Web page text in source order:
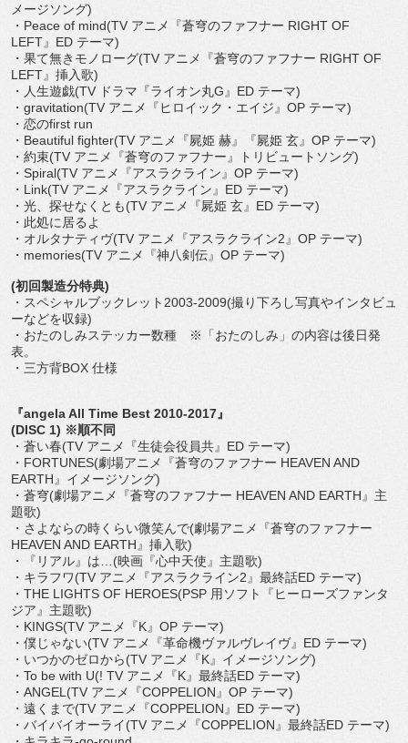
メージソング)
・Peace of mind(TV アニメ『蒼穹のファフナー RIGHT OF
LEFT』ED テーマ)
・果て無きモノローグ(TV アニメ『蒼穹のファフナー RIGHT OF
LEFT』挿入歌)
・人生遊戯(TV ドラマ『ライオン丸G』ED テーマ)
・gravitation(TV アニメ『ヒロイック・エイジ』OP テーマ)
・恋のfirst run
・Beautiful fighter(TV アニメ『屍姫 赫』『屍姫 玄』OP テーマ)
・約束(TV アニメ『蒼穹のファフナー』トリビュートソング)
・Spiral(TV アニメ『アスラクライン』OP テーマ)
・Link(TV アニメ『アスラクライン』ED テーマ)
・光、探せなくとも(TV アニメ『屍姫 玄』ED テーマ)
・此処に居るよ
・オルタナティヴ(TV アニメ『アスラクライン2』OP テーマ)
・memories(TV アニメ『神八剣伝』OP テーマ)
(初回製造分特典)
・スペシャルブックレット2003-2009(撮り下ろし写真やインタビュ
ーなどを収録)
・おたのしみステッカー数種 ※「おたのしみ」の内容は後日発
表。
・三方背BOX 仕様
『angela All Time Best 2010-2017』
(DISC 1) ※順不同
・蒼い春(TV アニメ『生徒会役員共』ED テーマ)
・FORTUNES(劇場アニメ『蒼穹のファフナー HEAVEN AND
EARTH』イメージソング)
・蒼穹(劇場アニメ『蒼穹のファフナー HEAVEN AND EARTH』主
題歌)
・さよならの時くらい微笑んで(劇場アニメ『蒼穹のファフナー
HEAVEN AND EARTH』挿入歌)
・『リアル』は…(映画『心中天使』主題歌)
・キラフワ(TV アニメ『アスラクライン2』最終話ED テーマ)
・THE LIGHTS OF HEROES(PSP 用ソフト『ヒーローズファンタ
ジア』主題歌)
・KINGS(TV アニメ『K』OP テーマ)
・僕じゃない(TV アニメ『革命機ヴァルヴレイヴ』ED テーマ)
・いつかのゼロから(TV アニメ『K』イメージソング)
・To be with U(! TV アニメ『K』最終話ED テーマ)
・ANGEL(TV アニメ『COPPELION』OP テーマ)
・遠くまで(TV アニメ『COPPELION』ED テーマ)
・バイバイオーライ(TV アニメ『COPPELION』最終話ED テーマ)